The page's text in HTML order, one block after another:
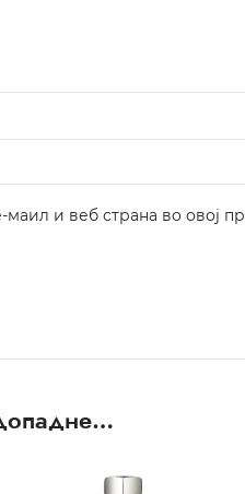
маил и веб страна во овој